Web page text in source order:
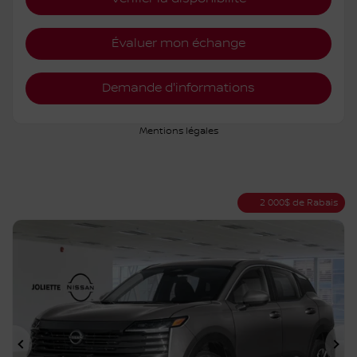
Évaluer mon échange
Demande d'informations
Mentions légales
2 000$ de Rabais